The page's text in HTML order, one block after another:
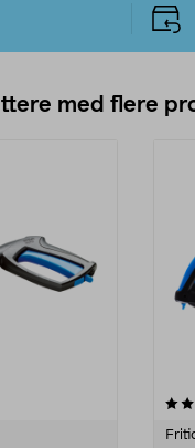
med flere